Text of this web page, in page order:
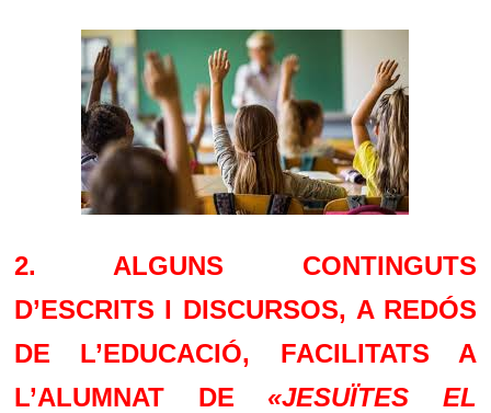
2. ALGUNS CONTINGUTS
D’ESCRITS I DISCURSOS, A REDÓS
DE L’EDUCACIÓ, FACILITATS A
L’ALUMNAT DE «JESUÏTES EL